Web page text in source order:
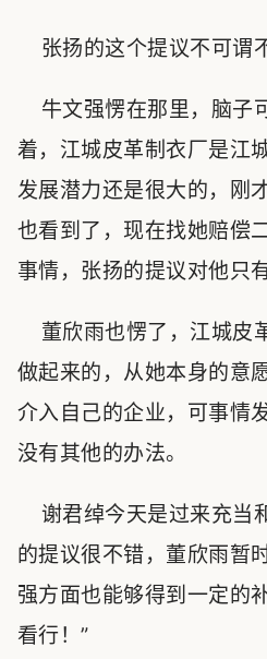
张扬的这个提议不可谓
牛文强愣在那里，脑子
着，江城皮革制衣厂是江
发展潜力还是很大的，刚
也看到了，现在找她赔偿
事情，张扬的提议对他只
董欣雨也愣了，江城皮
做起来的，从她本身的意
介入自己的企业，可事情
没有其他的办法。
谢君绰今天是过来充当
的提议很不错，董欣雨暂
强方面也能够得到一定的
看行！”